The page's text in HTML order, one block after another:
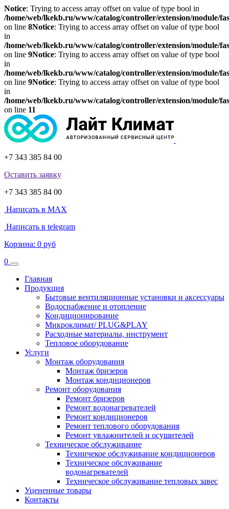
Notice: Trying to access array offset on value of type bool in
/home/web/lkekb.ru/www/catalog/controller/extension/module/
on line 8Notice: Trying to access array offset on value of type bool
in
/home/web/lkekb.ru/www/catalog/controller/extension/module/
on line 9Notice: Trying to access array offset on value of type bool
in
/home/web/lkekb.ru/www/catalog/controller/extension/module/
on line 9Notice: Trying to access array offset on value of type bool
in
/home/web/lkekb.ru/www/catalog/controller/extension/module/
on line 11
+7 343 385 84 00
Оставить заявку
+7 343 385 84 00
Написать в MAX
Написать в telegram
Корзина: 0 руб
0
Главная
Продукция
Бытовые вентиляционные установки и аксессуары
Водоснабжение и отопление
Кондиционирование
Микроклимат/ PLUG&PLAY
Расходные материалы, инструмент
Тепловое оборудование
Услуги
Монтаж оборудования
Монтаж бризеров
Монтаж кондиционеров
Ремонт оборудования
Ремонт бризеров
Ремонт водонагревателей
Ремонт кондиционеров
Ремонт теплового оборудования
Ремонт увлажнителей и осушителей
Техническое обслуживание
Техничекое обслуживание кондиционеров
Техническое обслуживание
водонагревателей
Техническое обслуживание тепловых завес
Уцененные товары
Контакты